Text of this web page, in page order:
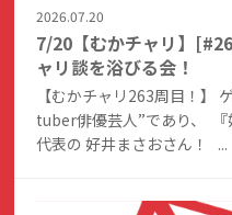
2026.07.20
7/20【むかチャリ】
ャリ談を浴びる会！
【むかチャリ263周目！】
tuber俳優芸人”であり、 『
代表の 好井まさおさん！ ...